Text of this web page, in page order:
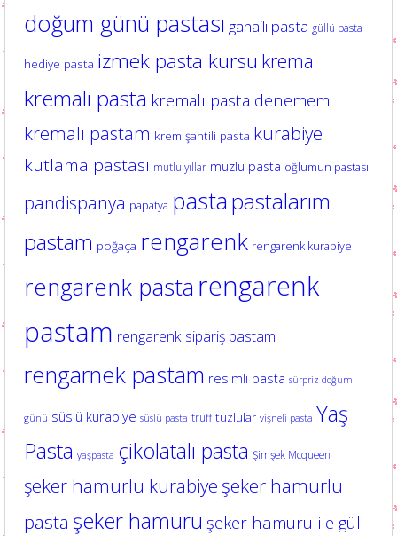
doğum günü pastası ganajlı pasta güllü pasta
hediye pasta izmek pasta kursu krema
kremalı pasta kremalı pasta denemem
kremalı pastam krem şantili pasta kurabiye
kutlama pastası mutlu yıllar muzlu pasta oğlumun pastası
pandispanya papatya pasta pastalarım
pastam poğaça rengarenk rengarenk kurabiye
rengarenk pasta rengarenk
pastam rengarenk sipariş pastam
rengarnek pastam resimli pasta sürpriz doğum
günü süslü kurabiye süslü pasta truff tuzlular vişneli pasta Yaş
Pasta yaşpasta çikolatalı pasta Şimşek Mcqueen
şeker hamurlu kurabiye şeker hamurlu
pasta şeker hamuru şeker hamuru ile gül